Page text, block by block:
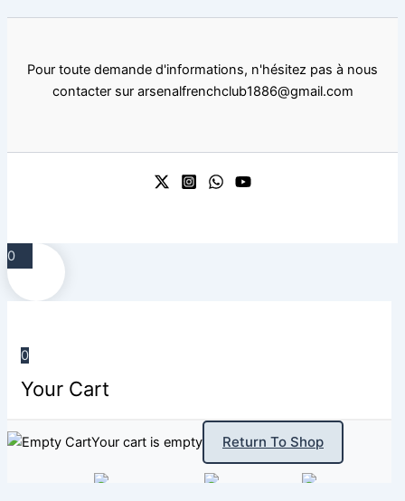
Pour toute demande d'informations, n'hésitez pas à nous
contacter sur arsenalfrenchclub1886@gmail.com
0
0
Your Cart
Your cart is empty Return To Shop